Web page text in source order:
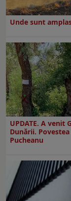
Unde sunt
UPDATE. A venit
Dunării.
Pucheanu